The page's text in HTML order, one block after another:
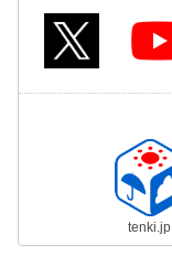
tenki.jp